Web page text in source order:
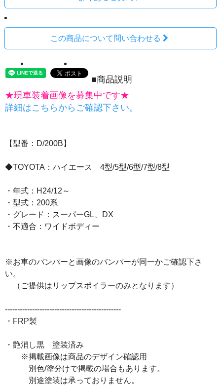
この商品について問い合わせる
■商品説明
★現車装着画像を募集中です★
詳細はこちらからご確認下さい。
【型番：D/200B】
◆TOYOTA：ハイエース 4型/5型/6型/7型/8型
・年式：H24/12～
・型式：200系
・グレード：スーパーGL、DX
・不適合：ワイドボディー
※お車のバンパーと画像のバンパーが同一かご確認下さ
い。
（ご提供はリップスポイラーのみとなります）
-----------------------------------------------
・FRP製
・艶消し黒 塗装済み
※掲載画像は商品のデザイン確認用
別色/塗分けで掲載の場合もあります。
別途塗装は承っておりません。